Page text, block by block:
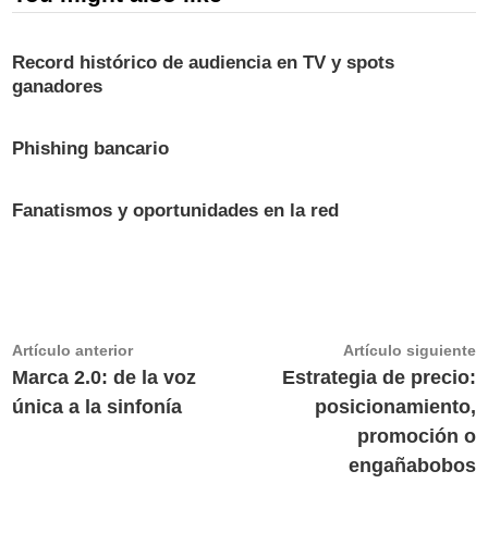
Record histórico de audiencia en TV y spots
ganadores
Phishing bancario
Fanatismos y oportunidades en la red
Navegación
de
entradas
Artículo anteriorArtículo
anterior:
Marca 2.0: de la voz
única a la sinfonía
Artículo siguiente
Estrategia de precio:
posicionamiento,
promoción o
engañabobos